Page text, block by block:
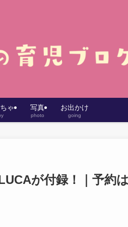
ゃ 写真
photo
お出かけ
going
が付録！｜予約